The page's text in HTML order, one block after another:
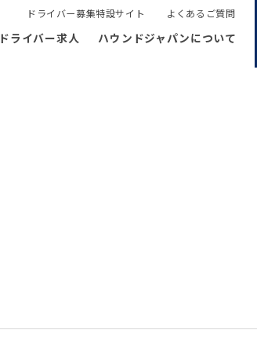
ドライバー募集特設サイト よくあるご質問
ドライバー求人 ハウンドジャパンについて